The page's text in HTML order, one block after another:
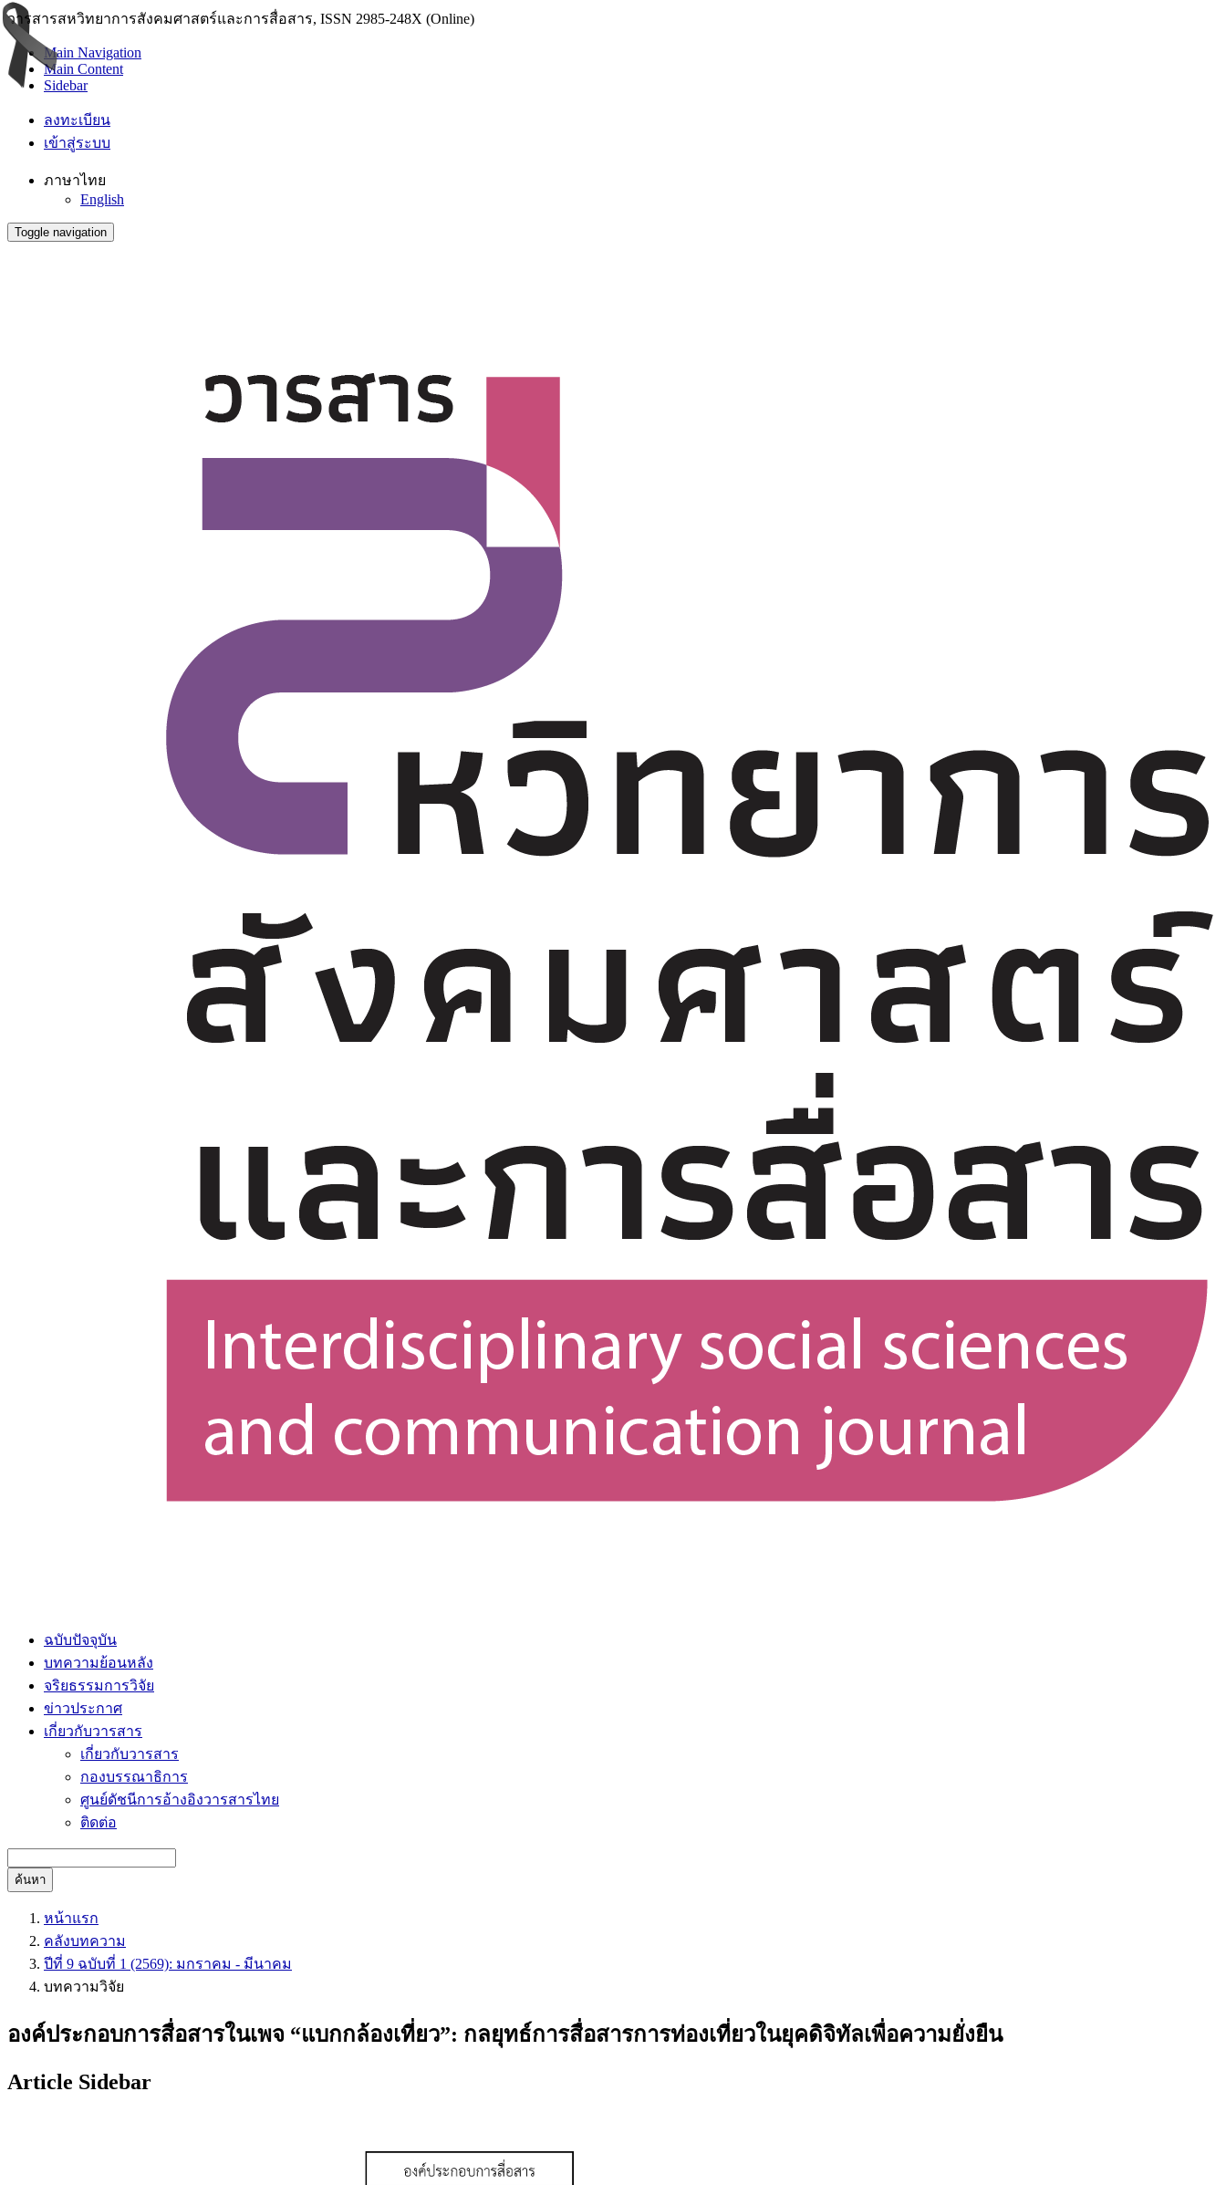
วารสารสหวิทยาการสังคมศาสตร์และการสื่อสาร, ISSN 2985-248X (Online)
Main Navigation
Main Content
Sidebar
ลงทะเบียน
เข้าสู่ระบบ
ภาษาไทย
English
Toggle navigation
ฉบับปัจจุบัน
บทความย้อนหลัง
จริยธรรมการวิจัย
ข่าวประกาศ
เกี่ยวกับวารสาร
เกี่ยวกับวารสาร
กองบรรณาธิการ
ศูนย์ดัชนีการอ้างอิงวารสารไทย
ติดต่อ
ค้นหา
หน้าแรก
คลังบทความ
ปีที่ 9 ฉบับที่ 1 (2569): มกราคม - มีนาคม
บทความวิจัย
องค์ประกอบการสื่อสารในเพจ “แบกกล้องเที่ยว”: กลยุทธ์การสื่อสารการท่องเที่ยวในยุคดิจิทัลเพื่อความยั่งยืน
Article Sidebar